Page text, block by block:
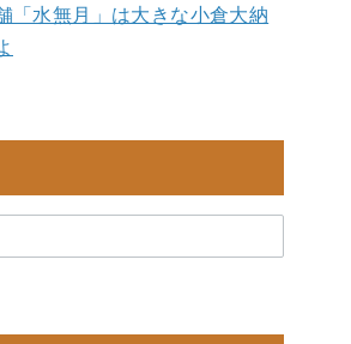
「水無月」は大きな小倉大納